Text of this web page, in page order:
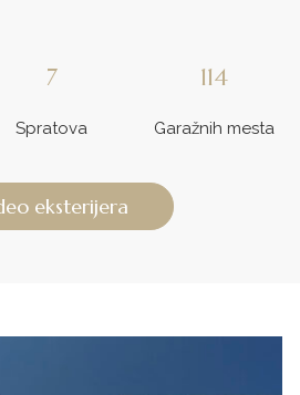
7
Spratova
114
Garažnih mesta
eksterijera